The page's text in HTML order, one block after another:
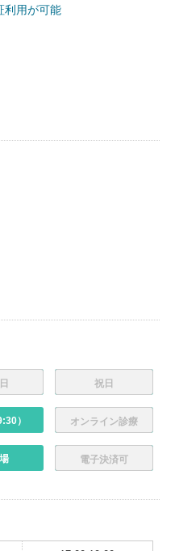
利用が可能
祝日
） オンライン診療
電子決済可